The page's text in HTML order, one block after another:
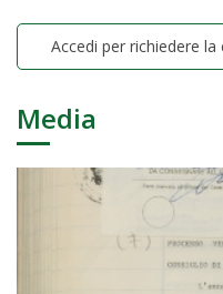
Accedi per richiedere
Media